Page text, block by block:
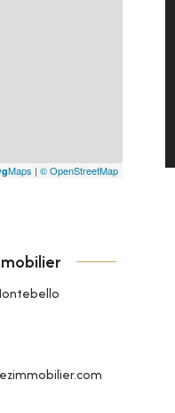
Maps | © OpenStreetMap